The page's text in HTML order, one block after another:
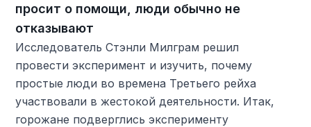
просит о помощи, люди обычно не
отказывают
Исследователь Стэнли Милграм решил
провести эксперимент и изучить, почему
простые люди во времена Третьего рейха
участвовали в жестокой деятельности. Итак,
горожане подверглись эксперименту